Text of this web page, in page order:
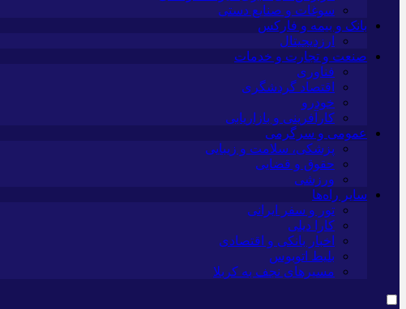
سوغات و صنایع دستی
بانک و بیمه و فارکس
ارزدیجیتال
صنعت و تجارت و خدمات
فناوری
اقتصاد گردشگری
خودرو
کارآفرینی و بازاریابی
عمومی و سرگرمی
پزشکی، سلامت و زیبایی
حقوق و قضایی
ورزشی
سایر راه‌ها
تور و سفر ایرانی
کارا دیلی
اخبار بانکی و اقتصادی
بلیط اتوبوس
مسیرهای نجف به کربلا